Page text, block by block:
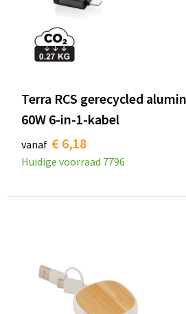
Terra RCS gerecycled
60W 6-in-1-kabel
vanaf € 6,18
Huidige voorraad 7796